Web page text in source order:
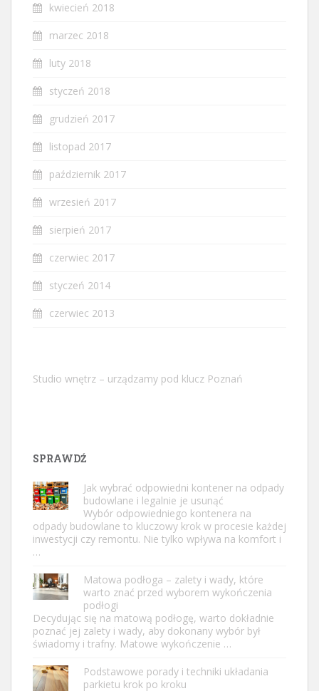
kwiecień 2018
marzec 2018
luty 2018
styczeń 2018
grudzień 2017
listopad 2017
październik 2017
wrzesień 2017
sierpień 2017
czerwiec 2017
styczeń 2014
czerwiec 2013
Studio wnętrz – urządzamy pod klucz Poznań
SPRAWDŹ
Jak wybrać odpowiedni kontener na odpady
budowlane i legalnie je usunąć
Wybór odpowiedniego kontenera na
odpady budowlane to kluczowy krok w procesie każdej
inwestycji czy remontu. Nie tylko wpływa na komfort i
…
Matowa podłoga – zalety i wady, które
warto znać przed wyborem wykończenia
podłogi
Decydując się na matową podłogę, warto dokładnie
poznać jej zalety i wady, aby dokonany wybór był
świadomy i trafny. Matowe wykończenie …
Podstawowe porady i techniki układania
parkietu krok po kroku